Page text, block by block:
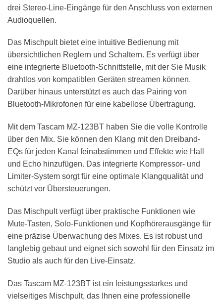
drei Stereo-Line-Eingänge für den Anschluss von externen
Audioquellen.
Das Mischpult bietet eine intuitive Bedienung mit
übersichtlichen Reglern und Schaltern. Es verfügt über
eine integrierte Bluetooth-Schnittstelle, mit der Sie Musik
drahtlos von kompatiblen Geräten streamen können.
Darüber hinaus unterstützt es auch das Pairing von
Bluetooth-Mikrofonen für eine kabellose Übertragung.
Mit dem Tascam MZ-123BT haben Sie die volle Kontrolle
über den Mix. Sie können den Klang mit den Dreiband-
EQs für jeden Kanal feinabstimmen und Effekte wie Hall
und Echo hinzufügen. Das integrierte Kompressor- und
Limiter-System sorgt für eine optimale Klangqualität und
schützt vor Übersteuerungen.
Das Mischpult verfügt über praktische Funktionen wie
Mute-Tasten, Solo-Funktionen und Kopfhörerausgänge für
eine präzise Überwachung des Mixes. Es ist robust und
langlebig gebaut und eignet sich sowohl für den Einsatz im
Studio als auch für den Live-Einsatz.
Das Tascam MZ-123BT ist ein leistungsstarkes und
vielseitiges Mischpult, das Ihnen eine professionelle